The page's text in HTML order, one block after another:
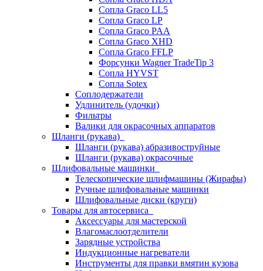
Сопла Graco LL5
Сопла Graco LP
Сопла Graco PAA
Сопла Graco XHD
Сопла Graco FFLP
Форсунки Wagner TradeTip 3
Сопла HYVST
Сопла Sotex
Соплодержатели
Удлинитель (удочки)
Фильтры
Валики для окрасочных аппаратов
Шланги (рукава)
Шланги (рукава) абразивоструйные
Шланги (рукава) окрасочные
Шлифовальные машинки
Телескопические шлифмашины (Жирафы)
Ручные шлифовальные машинки
Шлифовальные диски (круги)
Товары для автосервиса
Аксессуары для мастерской
Влагомаслоотделители
Зарядные устройства
Индукционные нагреватели
Инструменты для правки вмятин кузова